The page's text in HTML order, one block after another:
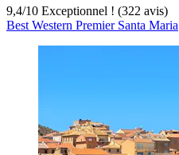
9,4/10 Exceptionnel ! (322 avis)
Best Western Premier Santa Maria